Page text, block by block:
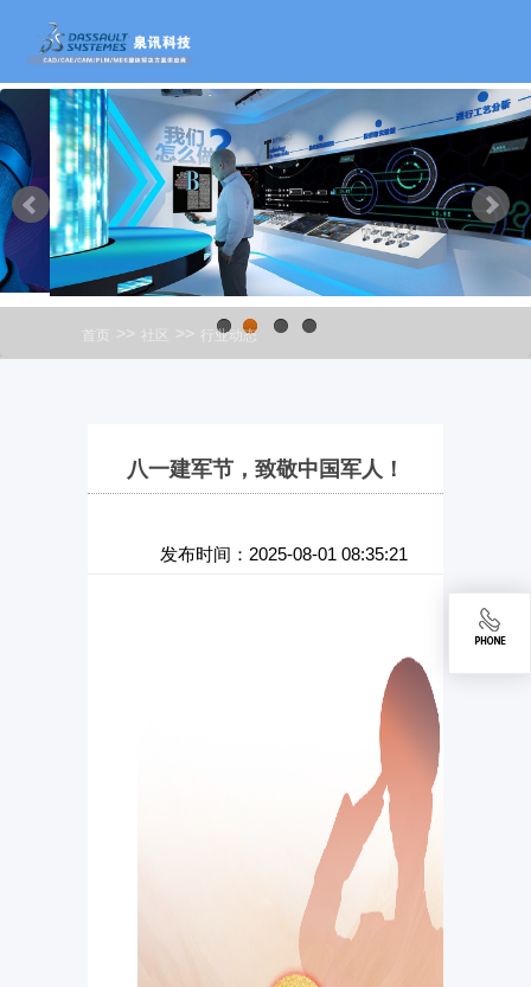
1 2
首页 >> 社区 >> 行业动态
八一建军节，致敬中国军人！
发布时间：2025-08-01 08:35:21